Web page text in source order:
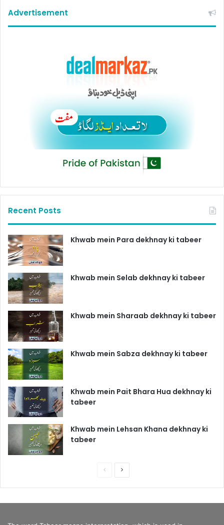
Advertisement
Recent Posts
Khwab mein Para dekhnay ki tabeer
Khwab mein Selab dekhnay ki tabeer
Khwab mein Sharaab dekhnay ki tabeer
Khwab mein Sabza dekhnay ki tabeer
Khwab mein Pait Bhara Hua dekhnay ki
tabeer
Khwab mein Lehsan Khana dekhnay ki
tabeer